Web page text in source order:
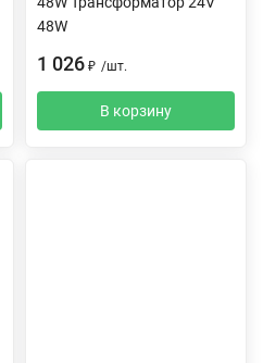
48W
1 026 ₽ /шт.
В корзину